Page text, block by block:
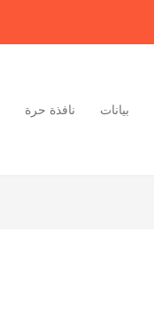
بيانات نافذة حرة